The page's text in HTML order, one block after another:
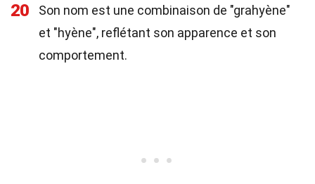
20
Son nom est une combinaison de "grahyène"
et "hyène", reflétant son apparence et son
comportement.